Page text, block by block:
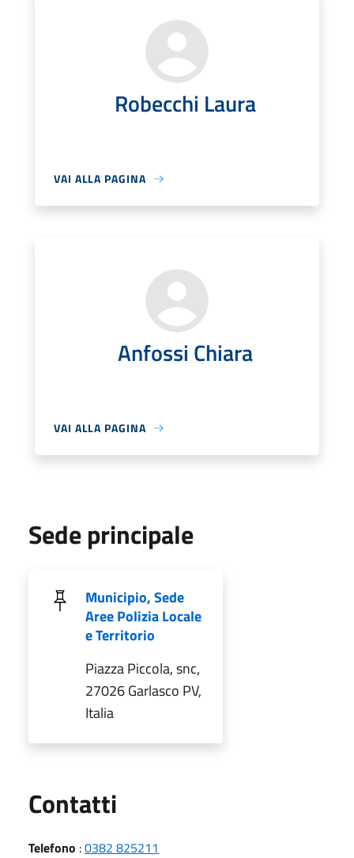
Robecchi Laura
VAI ALLA PAGINA
Anfossi Chiara
VAI ALLA PAGINA
Sede principale
Municipio, Sede
Aree Polizia Locale
e Territorio
Piazza Piccola, snc,
27026 Garlasco PV,
Italia
Contatti
Telefono :0382 825211